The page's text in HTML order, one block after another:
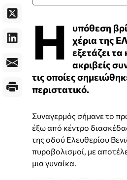
Η
υπόθεση
χέρια της
εξετάζει τα
ακριβείς
τις οποίες
περιστατικό.
Συναγερμός σήμανε το
έξω από κέντρο
της οδού Ελευθερίου
πυροβολισμοί, με
μια γυναίκα.